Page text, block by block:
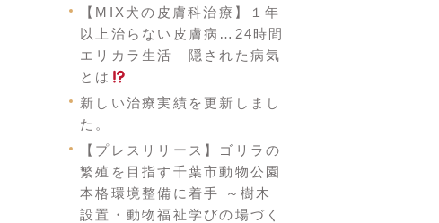
【MIX犬の皮膚科治療】１年
以上治らない皮膚病…24時間
エリカラ生活 隠された病気
とは
新しい治療実績を更新しまし
た。
【プレスリリース】ゴリラの
繁殖を目指す千葉市動物公園
本格環境整備に着手 ～樹木
設置・動物福祉学びの場づく